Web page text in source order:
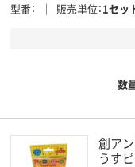
型番 販売単位 1セッ
数
創ア
うす